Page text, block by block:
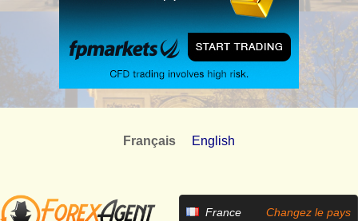
Français English
France Changez le pays